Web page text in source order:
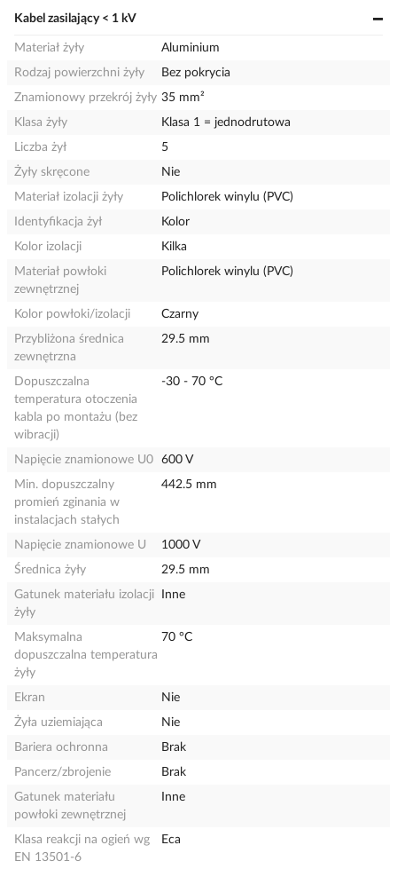
Kabel zasilający < 1 kV
Materiał żyły
Aluminium
Rodzaj powierzchni żyły
Bez pokrycia
Znamionowy przekrój żyły 35 mm²
Klasa żyły
Klasa 1 = jednodrutowa
Liczba żył
5
Żyły skręcone
Nie
Materiał izolacji żyły
Polichlorek winylu (PVC)
Identyfikacja żył
Kolor
Kolor izolacji
Kilka
Materiał powłoki
zewnętrznej
Polichlorek winylu (PVC)
Kolor powłoki/izolacji
Czarny
Przybliżona średnica
zewnętrzna
29.5 mm
Dopuszczalna
temperatura otoczenia
kabla po montażu (bez
wibracji)
-30 - 70 °C
Napięcie znamionowe U0
600 V
Min. dopuszczalny
promień zginania w
instalacjach stałych
442.5 mm
Napięcie znamionowe U
1000 V
Średnica żyły
29.5 mm
Gatunek materiału izolacji
żyły
Inne
Maksymalna
dopuszczalna temperatura
żyły
70 °C
Ekran
Nie
Żyła uziemiająca
Nie
Bariera ochronna
Brak
Pancerz/zbrojenie
Brak
Gatunek materiału
powłoki zewnętrznej
Inne
Klasa reakcji na ogień wg
EN 13501-6
Eca